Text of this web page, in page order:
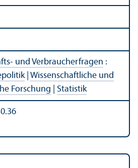
und Verbraucherfragen :
| Wissenschaftliche und
Forschung
Statistik